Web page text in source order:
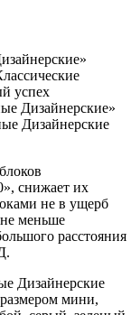
успех
Дизайнерские»
Дизайнерские
, снижает их
не в ущерб
не меньше
расстояния
Дизайнерские
мини,